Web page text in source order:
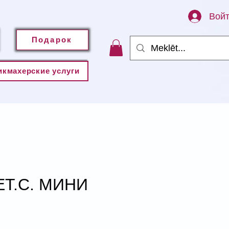
Подарок
услуги
МИНИ